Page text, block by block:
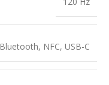
Bluetooth, NFC, USB-C